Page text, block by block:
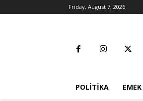
Friday, August 7, 2026
POLITIKA EMEK